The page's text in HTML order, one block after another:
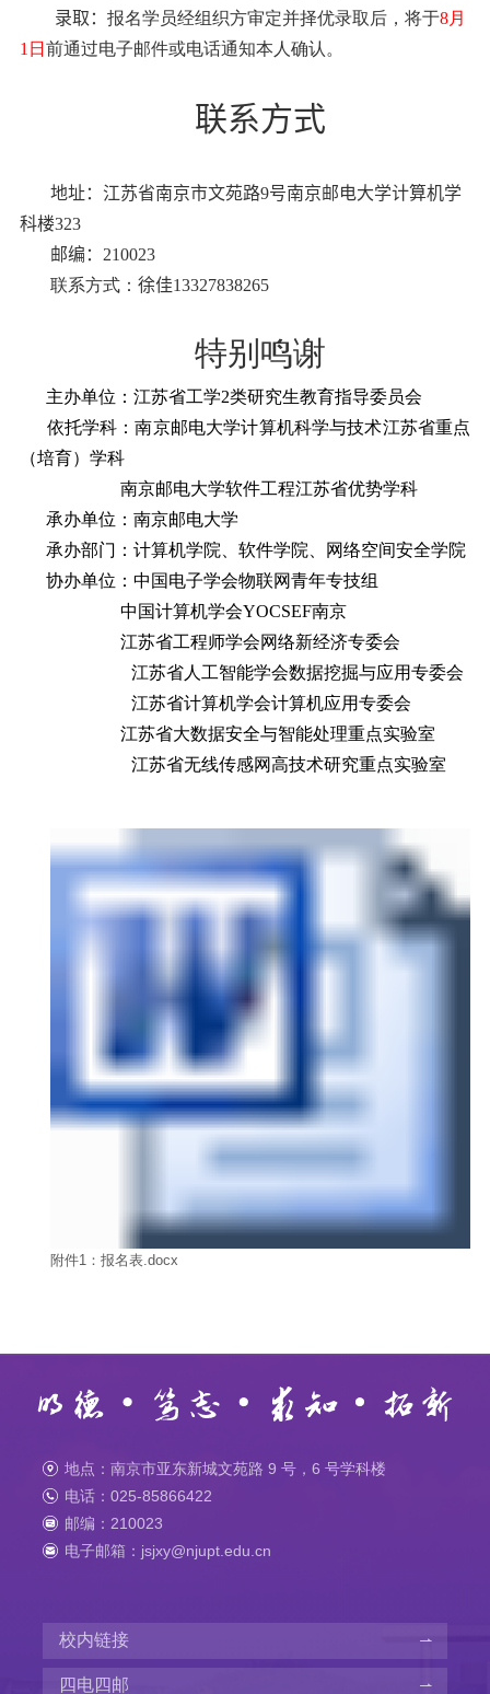
录取： 报名学员经组织方审定并择优录取后，将于8月
1日 前通过电子邮件或电话通知本人确认。
联系方式
地址：江苏省南京市文苑路9号南京邮电大学计算机学
科楼323
邮编： 210023
联系方式： 徐佳13327838265
特别鸣谢
主办单位：江苏省工学2类研究生教育指导委员会
依托学科：南京邮电大学计算机科学与技术江苏省重点
（培育）学科
南京邮电大学软件工程江苏省优势学科
承办单位：南京邮电大学
承办部门：计算机学院、软件学院、网络空间安全学院
协办单位：中国电子学会物联网青年专技组
中国计算机学会YOCSEF南京
江苏省工程师学会网络新经济专委会
江苏省人工智能学会数据挖掘与应用专委会
江苏省计算机学会计算机应用专委会
江苏省大数据安全与智能处理重点实验室
江苏省无线传感网高技术研究重点实验室
附件1：报名表.docx
地点：南京市亚东新城文苑路 9 号，6 号学科楼
电话：025-85866422
邮编：210023
电子邮箱：jsjxy@njupt.edu.cn
校内链接
四电四邮